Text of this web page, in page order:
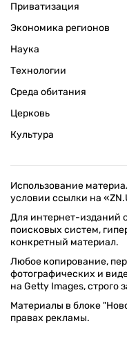
Приватизация
Экономика регионов
Наука
Технологии
Среда обитания
Церковь
Культура
Использование
условии ссылки на
Для интернет-изданий
поисковых систем,
конкретный материал.
Любое копирование,
фотографических и
на Getty Images, строго
Материалы в блоке
правах рекламы.